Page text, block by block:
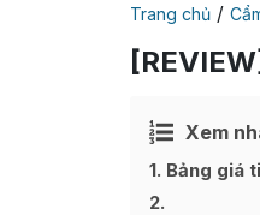
Trang chủ /
Xem
1 Bảng giá
2